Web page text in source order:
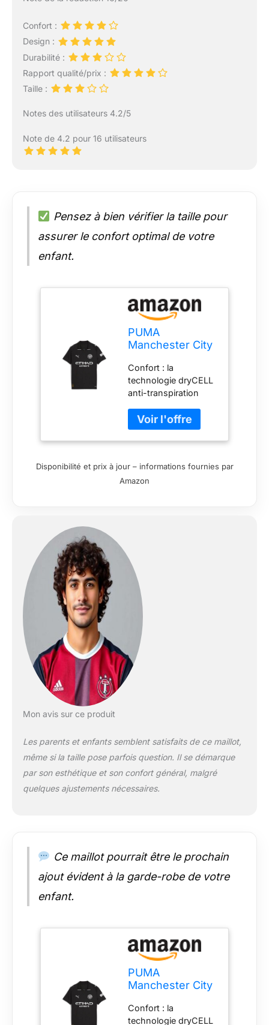
Confort :
Design :
Durabilité :
Rapport qualité/prix :
Taille :
Notes des utilisateurs 4.2/5
Note de 4.2 pour 16 utilisateurs
Pensez à bien vérifier la taille pour
assurer le confort optimal de votre
enfant.
PUMA
Manchester City
extérieur pour
Enfants 25/26,
Noir (Black), 152
Confort : la
technologie dryCELL
anti-transpiration
garder au sec et à
l'aise RE:FIBRE:
Contient au moins 95
recyclés et d'autres
matériaux utilisés en
latéraux et aisselles
incurvés Badge Man
City placé sur la
poitrine gauche Logo
du sponsor Etihad
panneau avant
PUMA Logo chat
placé sur la poitrine
droite
Disponibilité et prix à jour – informations fournies par
Amazon
Mon avis sur ce produit
Les parents et enfants semblent satisfaits de ce maillot,
même si la taille pose parfois question. Il se démarque
par son esthétique et son confort général, malgré
quelques ajustements nécessaires.
Ce maillot pourrait être le prochain
ajout évident à la garde-robe de votre
enfant.
PUMA
Manchester City
extérieur pour
Confort : la
technologie dryCELL